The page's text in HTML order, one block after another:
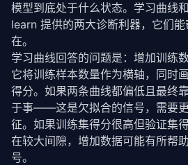
模型到底处于什么状态。学习曲线
learn 提供的两大诊断利器，它们
在。
学习曲线回答的问题是：增加训练
它将训练样本数量作为横轴，同时
得分。如果两条曲线都偏低且最终
于事——这是欠拟合的信号，需要
征。如果训练集得分很高但验证集
在较大间隙，增加数据可能有所
号。